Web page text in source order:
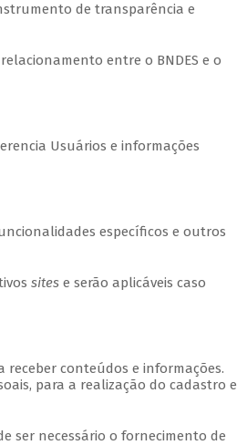
de transparência e
entre o BNDES e o
Usuários e informações
específicos e outros
sitese serão aplicáveis caso
receber conteúdos e informações.
para a realização do cadastro e
ser necessário o fornecimento de